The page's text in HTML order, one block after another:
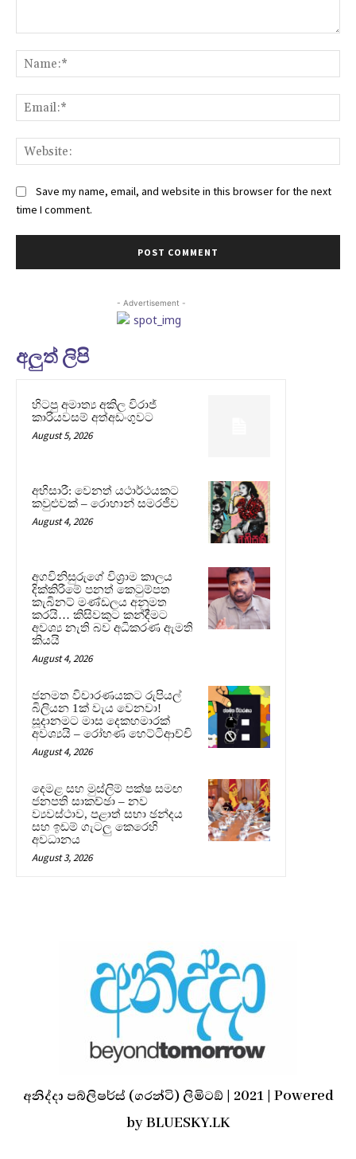
Save my name, email, and website in this browser for the next
time I comment.
- Advertisement -
අලුත් ලිපි
හිටපු අමාත්‍ය අකිල විරාජ්
කාරියවසම් අත්අඩංගුවට
August 5, 2026
අභිසාරී: වෙනත් යථාර්ථයකට
කවුළුවක් – රොහාන් සමරජීව
August 4, 2026
අගවිනිසුරුගේ විශ්‍රාම කාලය
දික්කිරීමේ පනත් කෙටුම්පත
කැබිනට් මණ්ඩලය අනුමත
කරයි… කිසිවකුට කන්දීමට
අවශ්‍ය නැති බව අධිකරණ ඇමති
කියයි
August 4, 2026
ජනමත විචාරණයකට රුපියල්
බිලියන 1ක් වැය වෙනවා!
සූදානමට මාස දෙකහමාරක්
අවශ්‍යයි – රෝහණ හෙට්ටිආච්චි
August 4, 2026
දෙමළ සහ මුස්ලිම් පක්ෂ සමඟ
ජනපති සාකච්ඡා – නව
ව්‍යවස්ථාව, පළාත් සභා ඡන්දය
සහ ඉඩම් ගැටලු කෙරෙහි
අවධානය
August 3, 2026
අනිද්දා පබ්ලිෂර්ස් (ගරන්ටි) ලිමිටඞ් | 2021 | Powered
by BLUESKY.LK